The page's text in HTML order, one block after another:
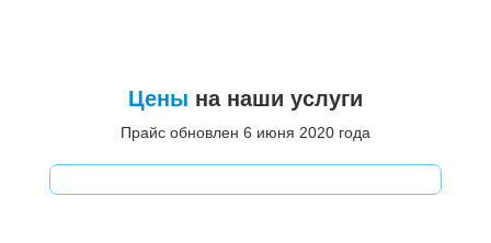
Цены на наши услуги
Прайс обновлен 6 июня 2020 года